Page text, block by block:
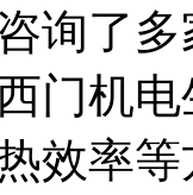
询了
门机
效率